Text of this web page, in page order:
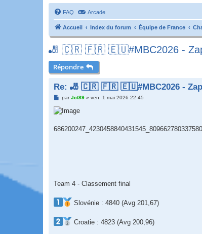
FAQ Arcade
Accueil Index du forum Équipe de France
🎳 🇨🇷 🇫🇷 🇪🇺#MBC2026 -
Répondre
Re: 🎳 🇨🇷 🇫🇷 🇪🇺#MBC2026 -
M
s
s
g
parJct89» ven. 1 mai 2026 22:45
Team 4 - Classement final
Slovénie : 4840 (Avg 201,67)
Croatie : 4823 (Avg 200,96)